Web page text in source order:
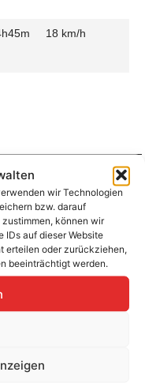
wir Technologien
bzw. darauf
können wir
IDs auf dieser Website
erteilen oder zurückziehen,
beeinträchtigt werden.
18 km/h
(0-
7h30m
37 km/h